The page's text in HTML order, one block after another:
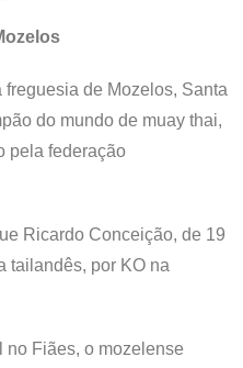
de Mozelos, Santa
do mundo de muay thai,
pela federação
Ricardo Conceição, de 19
tailandês, por KO na
no Fiães, o mozelense